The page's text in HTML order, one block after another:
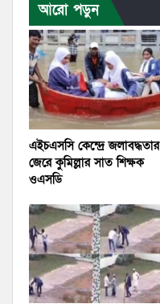
আরো পড়ুন
এইচএসসি কেন্দ্রে জলাবদ্ধতার
জেরে কুমিল্লার সাত শিক্ষক
ওএসডি